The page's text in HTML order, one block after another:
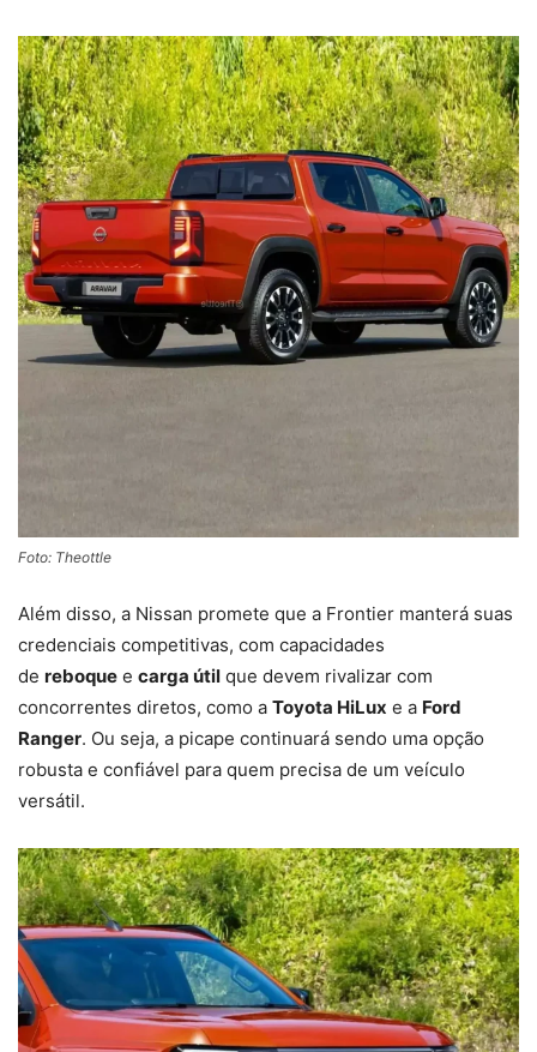
Foto: Theottle
Além disso, a Nissan promete que a Frontier manterá suas
credenciais competitivas, com capacidades
de reboque e carga útil que devem rivalizar com
concorrentes diretos, como a Toyota HiLux e a Ford
Ranger. Ou seja, a picape continuará sendo uma opção
robusta e confiável para quem precisa de um veículo
versátil.